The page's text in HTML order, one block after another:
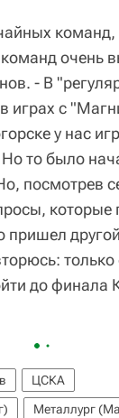
команд,
очень
- В
играх с
у нас
то было
посмотрев
которые
пришел
до финала
ЦСКА
Металлург